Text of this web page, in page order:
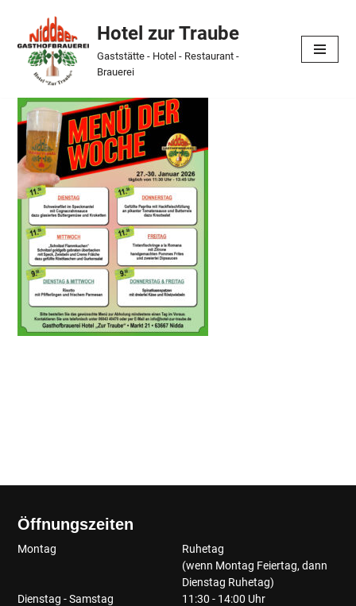
Skip
content
Hotel zur Traube
Gaststätte - Hotel - Restaurant -
Brauerei
Öffnungszeiten
Montag
Ruhetag
(wenn Montag Feiertag, dann
Dienstag Ruhetag)
Dienstag - Samstag
11:30 - 14:00 Uhr